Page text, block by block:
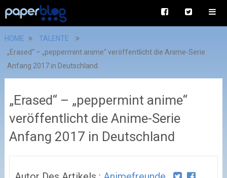
HOME
TALENTE
„Erased“ – „peppermint anime“ veröffentlicht die Anime-Serie
Anfang 2017 in Deutschland
„Erased“ – „peppermint anime“
veröffentlicht die Anime-Serie
Anfang 2017 in Deutschland